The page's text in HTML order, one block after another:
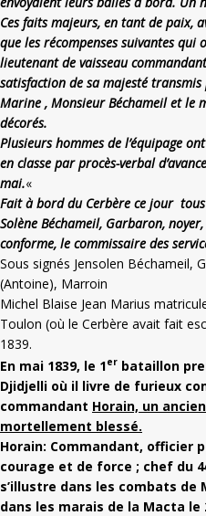
Ces faits majeurs, en tant de paix,
que les récompenses suivantes qui
lieutenant de vaisseau
satisfaction de sa majesté
Marine , Monsieur Béchameil et
décorés.
Plusieurs hommes de l’équipage
en classe par procès-verbal
mai.«
Fait à bord du Cerbère ce jour tous
Solène Béchameil, Garbaron,
conforme, le commissaire des
Sous signés Jensolen Béchameil,
(Antoine), Marroin
Michel Blaise Jean Marius
Toulon (où le Cerbère avait fait
1839.
En mai 1839, le 1er bataillon
Djidjelli où il livre de furieux
commandant Horain, un
mortellement blessé.
Horain: Commandant, officier
courage et de force ; chef du
s’illustre dans les combats de
dans les marais de la Macta le